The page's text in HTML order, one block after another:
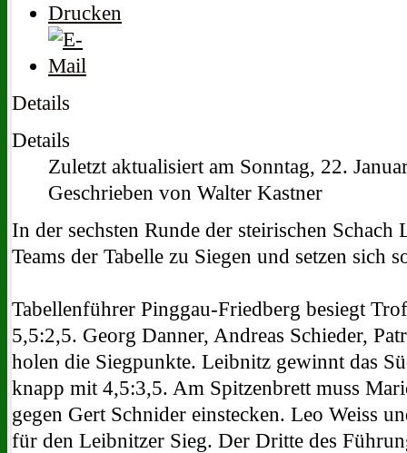
Details
Details
Zuletzt aktualisiert am Sonntag, 22.
Geschrieben von Walter Kastner
In der sechsten Runde der steirischen
Teams der Tabelle zu Siegen und setzen sich
Tabellenführer Pinggau-Friedberg besiegt
5,5:2,5. Georg Danner, Andreas Schieder,
holen die Siegpunkte. Leibnitz gewinnt das
knapp mit 4,5:3,5. Am Spitzenbrett muss
gegen Gert Schnider einstecken. Leo Weiss
für den Leibnitzer Sieg. Der Dritte des